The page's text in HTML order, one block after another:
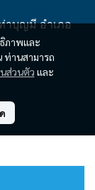
ภาพและ
ท่านสามารถ
ส่วนตัว และ
าบุญมี อำเภอ